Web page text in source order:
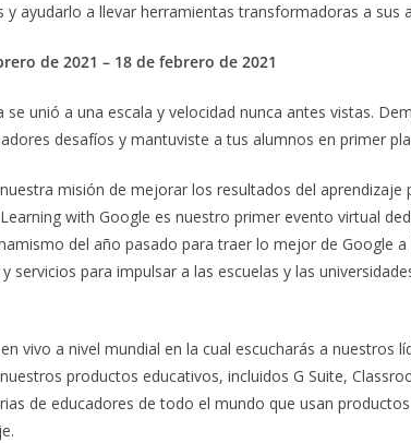
ayudarlo a llevar herramientas transformadoras a sus
de 2021 – 18 de febrero de 2021
unió a una escala y velocidad nunca antes vistas.
desafíos y mantuviste a tus alumnos en primer
misión de mejorar los resultados del aprendizaje
with Google es nuestro primer evento virtual
del año pasado para traer lo mejor de Google a
servicios para impulsar a las escuelas y las
vivo a nivel mundial en la cual escucharás a nuestros
productos educativos, incluidos G Suite,
de educadores de todo el mundo que usan